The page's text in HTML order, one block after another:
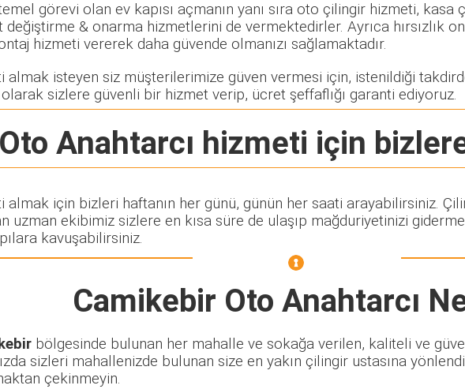
görevi olan ev kapısı açmanın yanı sıra oto çilingir hizmeti, kasa
& onarma hizmetlerini de vermektedirler. Ayrıca hırsızlık
hizmeti vererek daha güvende olmanızı sağlamaktadır.
almak isteyen siz müşterilerimize güven vermesi için, istenildiği
sizlere güvenli bir hizmet verip, ücret şeffaflığı garanti ediyoruz.
Anahtarcı hizmeti için
almak için bizleri haftanın her günü, günün her saati arayabilirsiniz.
uzman ekibimiz sizlere en kısa süre de ulaşıp mağduriyetinizi
kavuşabilirsiniz.
Camikebir Oto Anahtarcı
bölgesinde bulunan her mahalle ve sokağa verilen, kaliteli ve
sizleri mahallenizde bulunan size en yakın çilingir ustasına
çekinmeyin.